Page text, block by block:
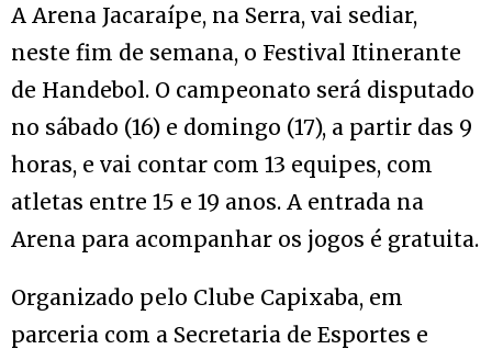
A Arena Jacaraípe, na Serra, vai sediar,
neste fim de semana, o Festival Itinerante
de Handebol. O campeonato será disputado
no sábado (16) e domingo (17), a partir das 9
horas, e vai contar com 13 equipes, com
atletas entre 15 e 19 anos. A entrada na
Arena para acompanhar os jogos é gratuita.
Organizado pelo Clube Capixaba, em
parceria com a Secretaria de Esportes e